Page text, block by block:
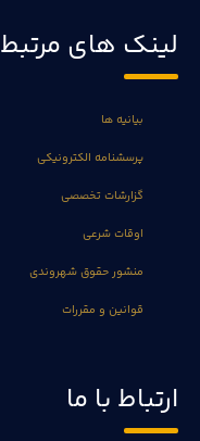
لینک های مرتبط
بیانیه ها
پرسشنامه الکترونیکی
گزارشات تخصصی
اوقات شرعی
منشور حقوق شهروندی
قوانین و مقررات
ارتباط با ما